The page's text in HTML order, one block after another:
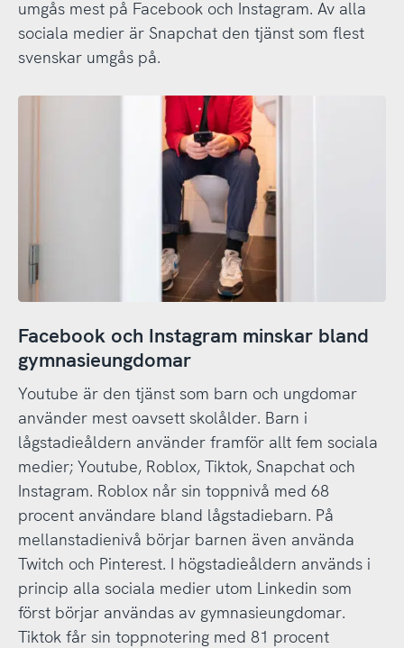
umgås mest på Facebook och Instagram. Av alla
sociala medier är Snapchat den tjänst som flest
svenskar umgås på.
Facebook och Instagram minskar bland
gymnasieungdomar
Youtube är den tjänst som barn och ungdomar
använder mest oavsett skolålder. Barn i
lågstadieåldern använder framför allt fem sociala
medier; Youtube, Roblox, Tiktok, Snapchat och
Instagram. Roblox når sin toppnivå med 68
procent användare bland lågstadiebarn. På
mellanstadienivå börjar barnen även använda
Twitch och Pinterest. I högstadieåldern används i
princip alla sociala medier utom Linkedin som
först börjar användas av gymnasieungdomar.
Tiktok får sin toppnotering med 81 procent